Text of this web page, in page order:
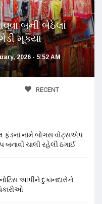
બની બેઠેલાં
મૂક્યા
2026 - 5:52 AM
RECENT
નામે બોગસ વોટ્સએપ
ચાલી રહેલી ઠગાઈ
આપીને દુકાનદારોને